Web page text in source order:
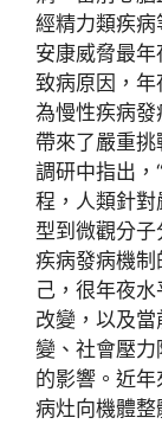
經精力類疾
安康威脅最
致病原因，
為慢性疾病
帶來了嚴重
調研中指出，
程，人類針
型到微觀分
疾病發病機制
己，很年夜
改變，以及
變、社會壓
的影響。近
病灶向機體